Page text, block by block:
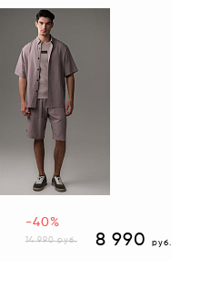
-40%
14 990руб. 8 990 руб.